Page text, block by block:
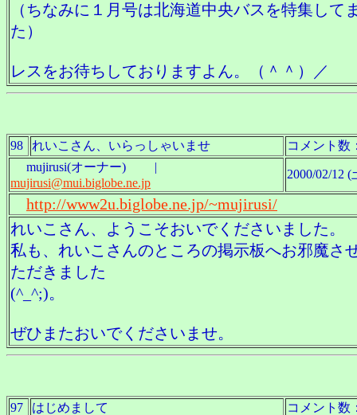
（ちなみに１月号は北海道中央バスを特集して
た）
レスをお待ちしておりますよん。（＾＾）／
98 れいこさん、いらっしゃいませ
コメント
mujirusi(オーナー) |
mujirusi@mui.biglobe.ne.jp
2000/02/12 (
http://www2u.biglobe.ne.jp/~mujirusi/
れいこさん、ようこそおいでくださいました。
私も、れいこさんのところの掲示板へお邪魔さ
ただきました
(^_^;)。
ぜひまたおいでくださいませ。
97 はじめまして
コメント